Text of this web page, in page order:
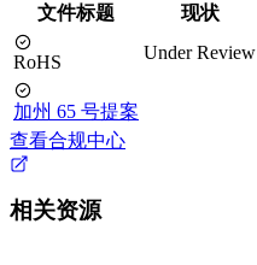
文件标题 现状
RoHS Under Review
加州 65 号提案
查看合规中心
相关资源